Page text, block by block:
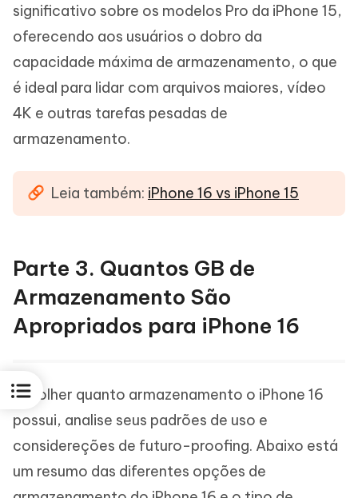
significativo sobre os modelos Pro da iPhone 15,
oferecendo aos usuários o dobro da
capacidade máxima de armazenamento, o que
é ideal para lidar com arquivos maiores, vídeo
4K e outras tarefas pesadas de
armazenamento.
Leia também: iPhone 16 vs iPhone 15
Parte 3. Quantos GB de
Armazenamento São
Apropriados para iPhone 16
Escolher quanto armazenamento o iPhone 16
possui, analise seus padrões de uso e
considereções de futuro-proofing. Abaixo está
um resumo das diferentes opções de